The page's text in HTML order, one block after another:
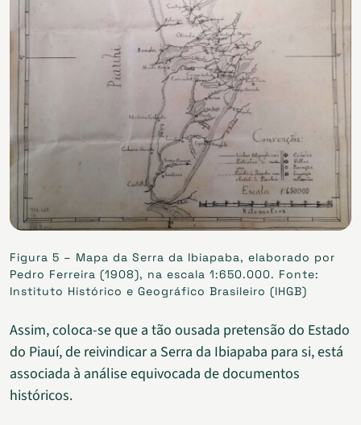
Figura 5 – Mapa da Serra da Ibiapaba, elaborado por
Pedro Ferreira (1908), na escala 1:650.000. Fonte:
Instituto Histórico e Geográfico Brasileiro (IHGB)
Assim, coloca-se que a tão ousada pretensão do Estado
do Piauí, de reivindicar a Serra da Ibiapaba para si, está
associada à análise equivocada de documentos
históricos.